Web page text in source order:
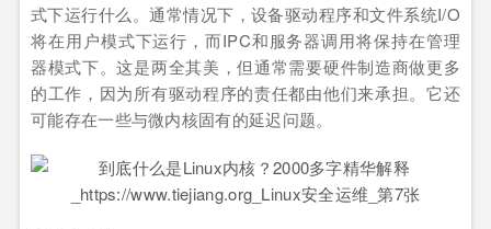
式下运行什么。通常情况下，设备驱动程序和文件系统I/O
将在用户模式下运行，而IPC和服务器调用将保持在管理
器模式下。这是两全其美，但通常需要硬件制造商做更多
的工作，因为所有驱动程序的责任都由他们来承担。它还
可能存在一些与微内核固有的延迟问题。